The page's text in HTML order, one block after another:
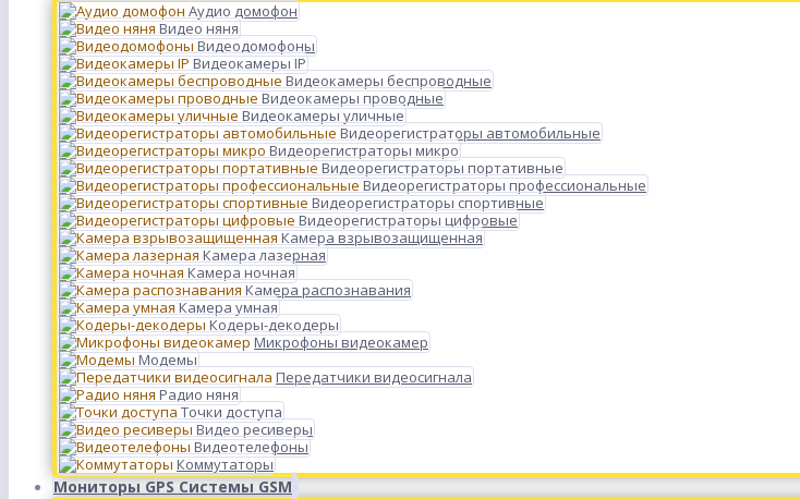
Аудио домофон
Видео няня
Видеодомофоны
Видеокамеры IP
Видеокамеры беспроводные
Видеокамеры проводные
Видеокамеры уличные
Видеорегистраторы автомобильные
Видеорегистраторы микро
Видеорегистраторы портативные
Видеорегистраторы профессиональные
Видеорегистраторы спортивные
Видеорегистраторы цифровые
Камера взрывозащищенная
Камера лазерная
Камера ночная
Камера распознавания
Камера умная
Кодеры-декодеры
Микрофоны видеокамер
Модемы
Передатчики видеосигнала
Радио няня
Точки доступа
Видео ресиверы
Видеотелефоны
Коммутаторы
Мониторы GPS Системы GSM